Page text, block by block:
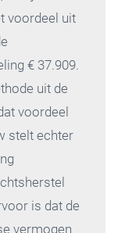
voordeel uit
€ 37.909.
uit de
voordeel
stelt echter
is dat de
vermogen